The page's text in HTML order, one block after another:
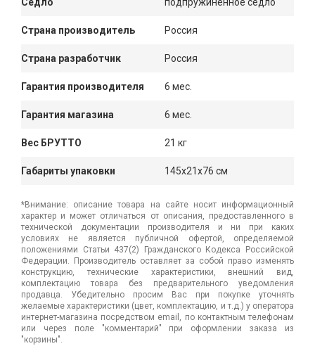
Страна производитель Россия
Страна разработчик Россия
Гарантия производителя 6 мес.
Гарантия магазина 6 мес.
Вес БРУТТО 21 кг
Габариты упаковки 145x21x76 см
*Внимание: описание товара на сайте носит информационный
характер и может отличаться от описания, предоставленного в
технической документации производителя и ни при каких
условиях не является публичной офертой, определяемой
положениями Статьи 437(2) Гражданского Кодекса Российской
Федерации. Производитель оставляет за собой право изменять
конструкцию, технические характеристики, внешний вид,
комплектацию товара без предварительного уведомления
продавца. Убедительно просим Вас при покупке уточнять
желаемые характеристики (цвет, комплектацию, и т.д.) у оператора
интернет-магазина посредством email, по контактным телефонам
или через поле "комментарий" при оформлении заказа из
"корзины".